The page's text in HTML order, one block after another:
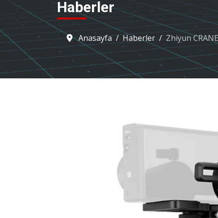
Haberler
Anasayfa Haberler Zhiyun